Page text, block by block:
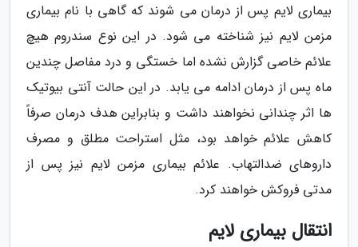
بیماری لایم پس از درمان می شوند که گاهی با نام بیماری
مزمن لایم نیز شناخته می شود. در این نوع سندروم هیچ
علائم خاصی گزارش نشده اما خستگی و درد مفاصل چندین
ماه پس از درمان ادامه می یابد. در این حالت آنتی بیوتیک
ها اثر چندانی نخواهند داشت و بنابراین هدف درمان صرفاً
کاهش علائم خواهد بود، مثل استراحت مطلق و مصرف
داروهای ضدالتهاب. علائم بیماری مزمن لایم نیز پس از
مدتی فروکش خواهند کرد.
انتقال بیماری لایم